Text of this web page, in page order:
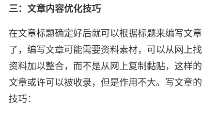
三：文章内容优化技巧
在文章标题确定好后就可以根据标题来编写文章
了，编写文章可能需要资料素材，可以从网上找
资料加以整合，而不是从网上复制黏贴，这样的
文章或许可以被收录，但是作用不大。写文章的
技巧：